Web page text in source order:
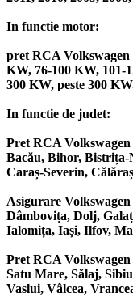
In functie motor:
pret RCA
KW, 76-100 KW, 101-
300 KW, peste 300
In functie de judet:
Pret RCA
Bacău, Bihor, Bistrița-
Caraș-Severin,
Asigurare
Dâmbovița, Dolj,
Ialomița, Iași, Ilfov,
Pret RCA
Satu Mare, Sălaj,
Vaslui, Vâlcea,